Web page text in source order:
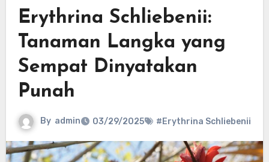
Erythrina Schliebenii:
Tanaman Langka yang
Sempat Dinyatakan
Punah
By admin 03/29/2025 #Erythrina Schliebenii